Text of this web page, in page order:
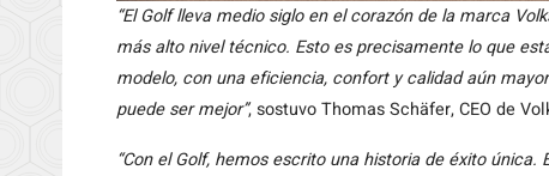
“El Golf lleva medio siglo en el corazón de la marca
más alto nivel técnico. Esto es precisamente lo que
modelo, con una eficiencia, confort y calidad aún
puede ser mejor”, sostuvo Thomas Schäfer, CEO de
“Con el Golf, hemos escrito una historia de éxito